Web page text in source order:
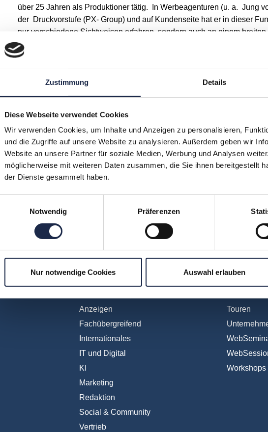
Zustimmung Details
Diese Webseite verwendet Cookies
Wir verwenden Cookies, um Inhalte und Anzeigen zu personalisieren,
und die Zugriffe auf unsere Website zu analysieren. Außerdem geben wir
Website an unsere Partner für soziale Medien, Werbung und Analysen
möglicherweise mit weiteren Daten zusammen, die Sie ihnen bereitgestellt
der Dienste gesammelt haben.
Notwendig
Präferenzen
Nur notwendige Cookies Auswahl erlauben
über 25 Jahren als Produktioner tätig. In Werbeagenturen (u. a. Jung
der Druckvorstufe (PX- Group) und auf Kundenseite hat er in dieser
nur verschiedene Sichtweisen erfahren, sondern auch an einem breiten
der Medienkommunikation gestaltend mitgewirkt. Digitalisierung spielte
eine zentrale Rolle.
Seit 2003 ist er Produktioner bei der Basler Versicherung Deutschland.
D E F G H I J K L M N
Veranstaltung mehr verpassen: Jetzt für den
Fachbereiche
Anzeigen
Fachübergreifend
Internationales
IT und Digital
KI
Marketing
Redaktion
Social & Community
Vertrieb
Touren
Workshops